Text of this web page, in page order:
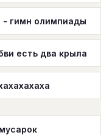
W X Y
- гимн олимпиады
есть два крыла